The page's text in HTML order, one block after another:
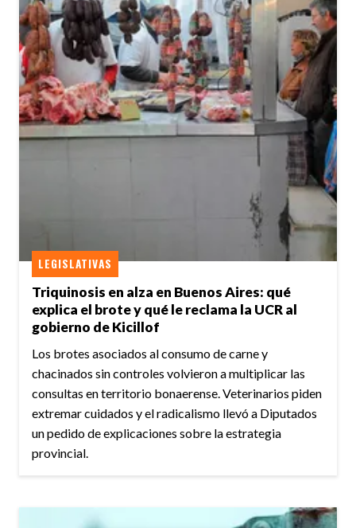
Triquinosis en alza en Buenos Aires: qué
explica el brote y qué le reclama la UCR al
gobierno de Kicillof
LEGISLATIVAS
Los brotes asociados al consumo de carne y
chacinados sin controles volvieron a multiplicar las
consultas en territorio bonaerense. Veterinarios piden
extremar cuidados y el radicalismo llevó a Diputados
un pedido de explicaciones sobre la estrategia
provincial.